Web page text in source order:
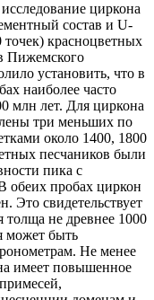
циркона
состав и U-
точек) красноцветных
Пижемского
установить, что в
наиболее часто
млн лет. Для циркона
три меньших по
около 1400, 1800
песчаников были
пика с
обеих пробах циркон
Это свидетельствует
толща не древнее 1000
может быть
Не менее
имеет повышенное